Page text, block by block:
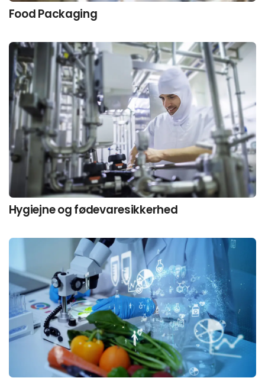
Food Packaging
Hygiejne og fødevaresikkerhed